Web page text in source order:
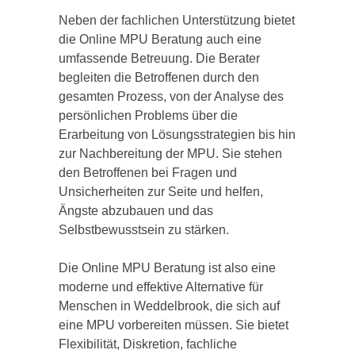
Neben der fachlichen Unterstützung bietet
die Online MPU Beratung auch eine
umfassende Betreuung. Die Berater
begleiten die Betroffenen durch den
gesamten Prozess, von der Analyse des
persönlichen Problems über die
Erarbeitung von Lösungsstrategien bis hin
zur Nachbereitung der MPU. Sie stehen
den Betroffenen bei Fragen und
Unsicherheiten zur Seite und helfen,
Ängste abzubauen und das
Selbstbewusstsein zu stärken.
Die Online MPU Beratung ist also eine
moderne und effektive Alternative für
Menschen in Weddelbrook, die sich auf
eine MPU vorbereiten müssen. Sie bietet
Flexibilität, Diskretion, fachliche